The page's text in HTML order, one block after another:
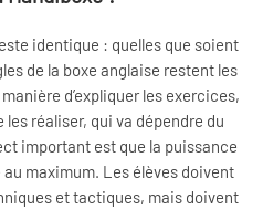
identique : quelles que soient
de la boxe anglaise restent les
d’expliquer les exercices,
réaliser, qui va dépendre du
important est que la puissance
maximum. Les élèves doivent
et tactiques, mais doivent